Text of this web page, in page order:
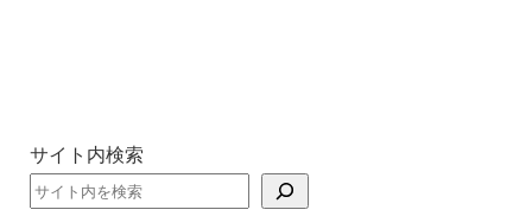
サイト内検索